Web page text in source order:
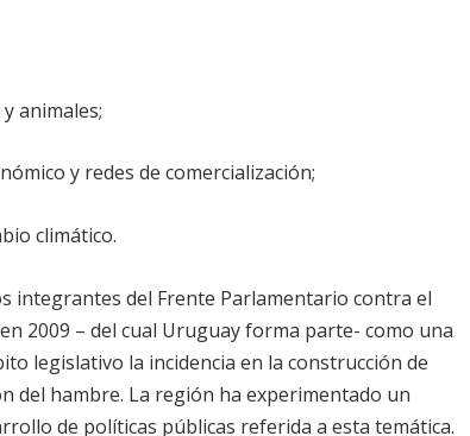
animales;
y redes de comercialización;
climático.
integrantes del Frente Parlamentario contra el
2009 – del cual Uruguay forma parte- como una
legislativo la incidencia en la construcción de
del hambre. La región ha experimentado un
de políticas públicas referida a esta temática.